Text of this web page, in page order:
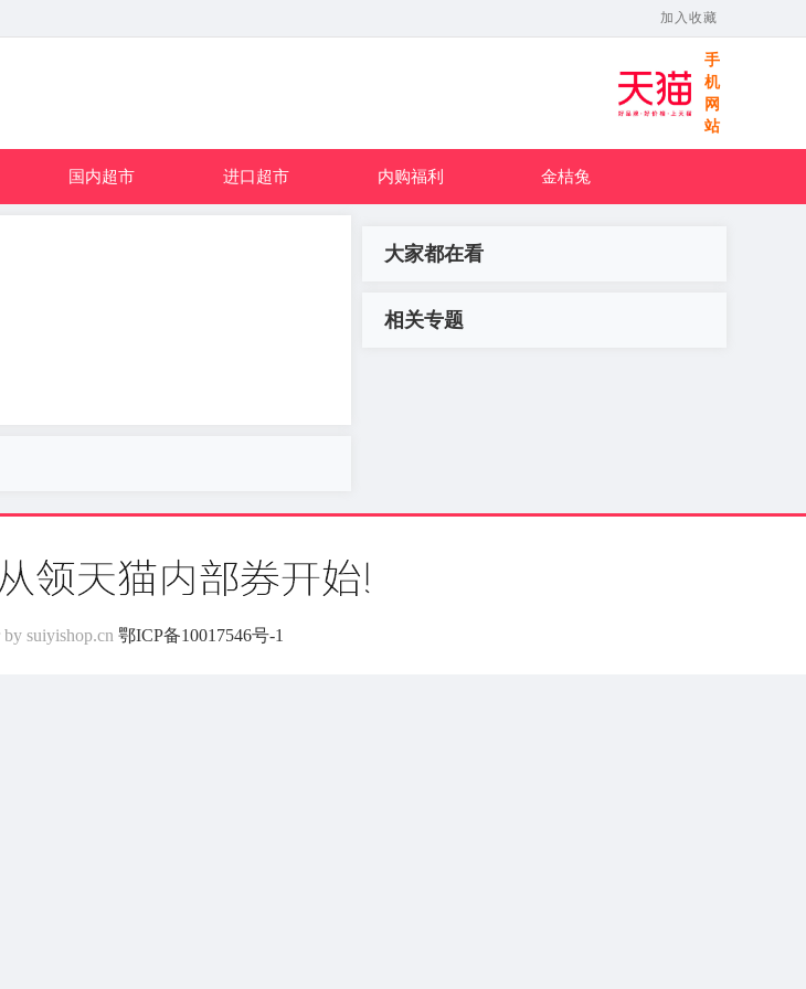
加入收藏
手
机
网
站
国内超市 进口超市 内购福利 金桔兔
大家都在看
相关专题
suiyishop.cn 鄂ICP备10017546号-1